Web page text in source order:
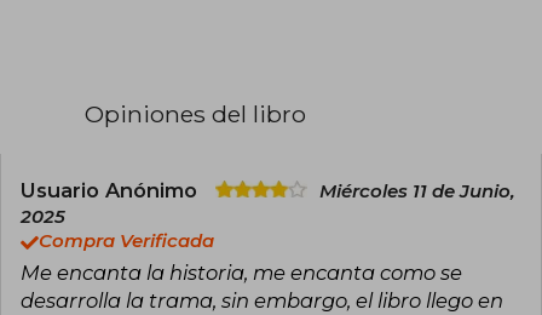
la salud mental. Vive en Cork (Irlanda) con su
Opiniones del libro
Usuario Anónimo
Miércoles 11 de Junio,
2025
Compra Verificada
Me encanta la historia, me encanta como se
desarrolla la trama, sin embargo, el libro llego en